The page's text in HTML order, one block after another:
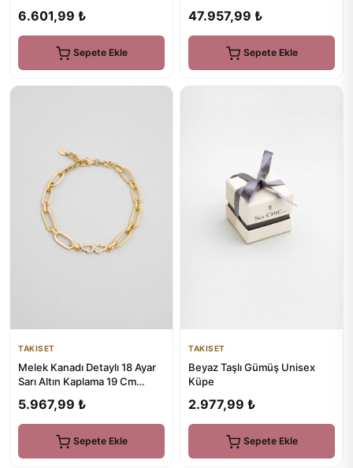
6.601,99 ₺
Sepete Ekle
47.957,99 ₺
Sepete Ekle
TAKISET
Melek Kanadı Detaylı 18 Ayar
Sarı Altın Kaplama 19 Cm
5.967,99 ₺
Sepete Ekle
TAKISET
Beyaz Taşlı Gümüş Unisex
Küpe
2.977,99 ₺
Sepete Ekle